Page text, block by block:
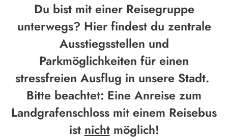
Du bist mit einer Reisegruppe
unterwegs? Hier findest du zentrale
Ausstiegsstellen und
Parkmöglichkeiten für einen
stressfreien Ausflug in unsere Stadt.
Bitte beachtet: Eine Anreise zum
Landgrafenschloss mit einem Reisebus
ist nichtmöglich!